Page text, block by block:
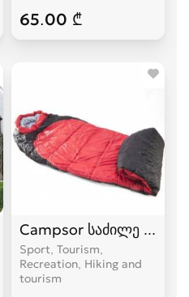
65.00 ₾
Campsor საძილე
Sport, Tourism,
Recreation, Hiking and
tourism